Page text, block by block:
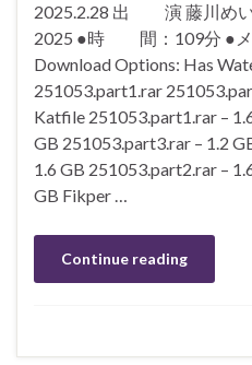
2025.2.28 出 演 藤川め
2025 ●時 間：109分 ●メ
Download Options: Has
251053.part1.rar
Katfile 251053.part1.rar –
GB 251053.part3.rar – 1.2
1.6 GB 251053.part2.rar –
GB Fikper …
Continue reading